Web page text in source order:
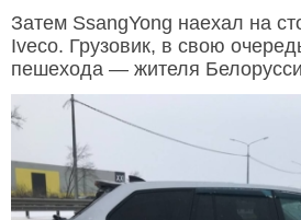
Затем SsangYong наехал на
Iveco. Грузовик, в свою
пешехода — жителя